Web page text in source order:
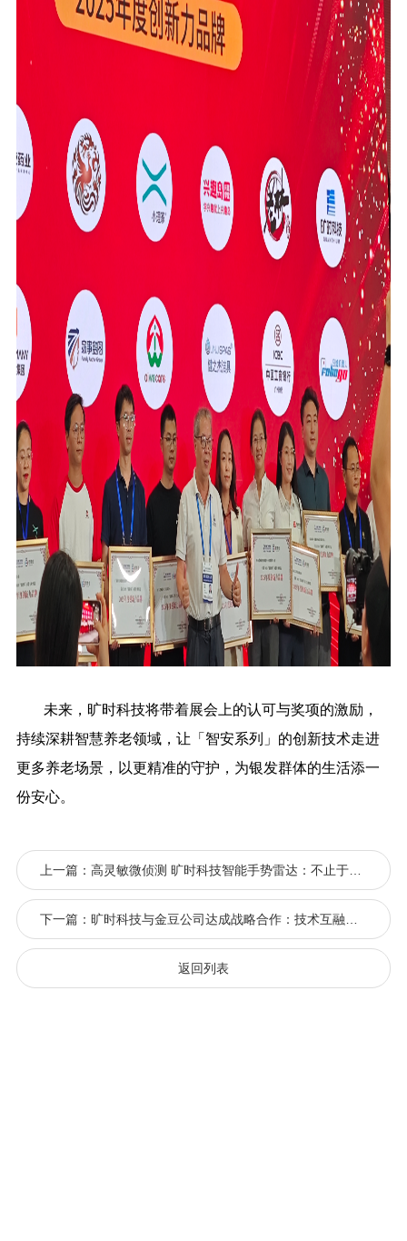
未来，旷时科技将带着展会上的认可与奖项的激励，
持续深耕智慧养老领域，让「智安系列」的创新技术走进
更多养老场景，以更精准的守护，为银发群体的生活添一
份安心。
上一篇：高灵敏微侦测 旷时科技智能手势雷达：不止于智能家居，突破场景边界
下一篇：旷时科技与金豆公司达成战略合作：技术互融共筑智慧医养新生态
返回列表